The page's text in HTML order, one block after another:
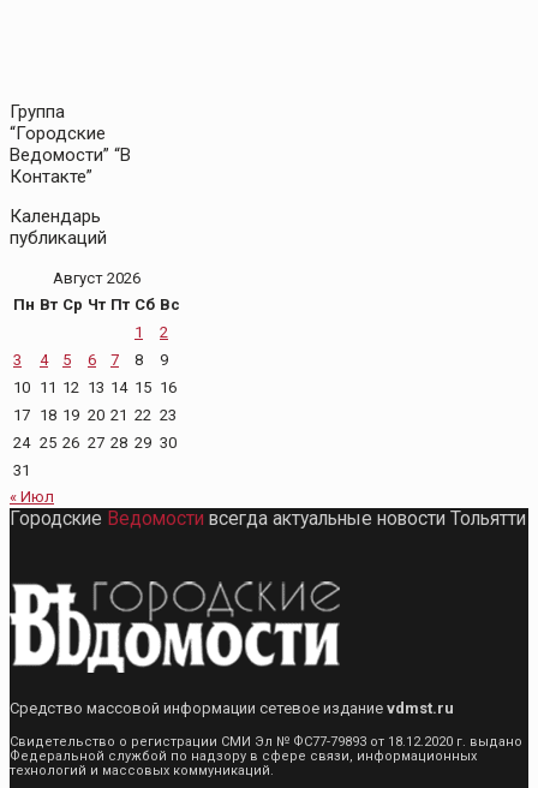
Группа
“Городские
Ведомости” “В
Контакте”
Календарь
публикаций
Август 2026
Пн Вт Ср Чт Пт Сб Вс
1
2
3
4 5 6 7 8
9
10 11 12 13 14 15 16
17 18 19 20 21 22 23
24 25 26 27 28 29 30
31
« Июл
Городские Ведомости всегда актуальные новости Тольятти
Средство массовой информации сетевое издание vdmst.ru
Свидетельство о регистрации СМИ Эл № ФС77-79893 от 18.12.2020 г. выдано
Федеральной службой по надзору в сфере связи, информационных
технологий и массовых коммуникаций.